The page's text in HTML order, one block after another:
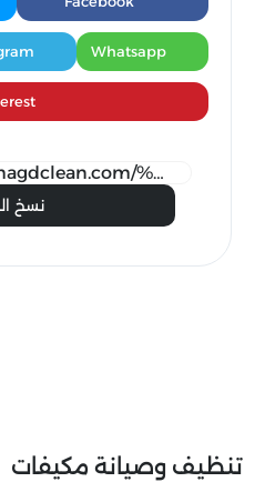
Whatsapp
نسخ
تنظيف وصيانة مكيفات